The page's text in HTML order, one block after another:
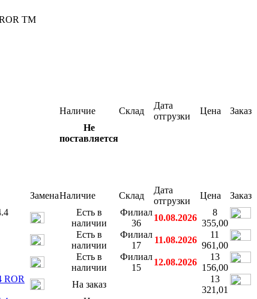
TM
Наличие Склад
Дата
отгрузки
Цена Заказ
Не
поставляется
ЗаменаНаличие Склад
Дата
отгрузки
Цена Заказ
Есть в
наличии
Филиал
36
10.08.2026
8
355,00
Есть в
наличии
Филиал
17
11.08.2026
11
961,00
Есть в
наличии
Филиал
15
12.08.2026
13
156,00
ROR
На заказ
13
321,01